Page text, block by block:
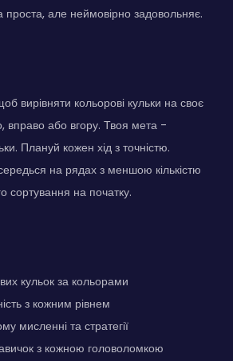
але неймовірно задовольняє.
вирівняти кольорові кульки на своє
вправо або вгору. Твоя мета -
Плануй кожен хід з точністю.
на рядах з меншою кількістю
сортування на початку.
кульок за кольорами
з кожним рівнем
мисленні та стратегії
з кожною головоломкою